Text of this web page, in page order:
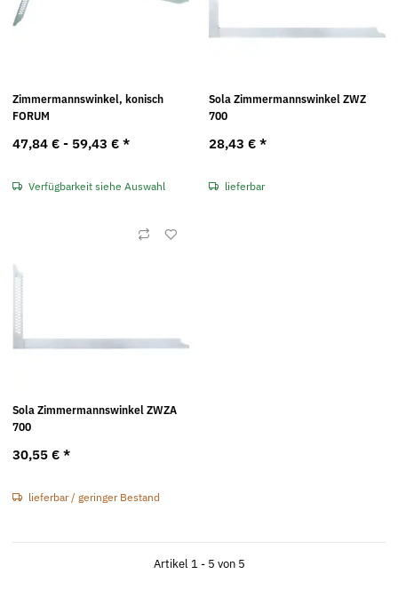
Zimmermannswinkel, konisch
FORUM
47,84 € - 59,43 € *
Verfügbarkeit siehe Auswahl
Sola Zimmermannswinkel ZWZ
700
28,43 € *
lieferbar
Sola Zimmermannswinkel ZWZA
700
30,55 € *
lieferbar / geringer Bestand
Artikel 1 - 5 von 5